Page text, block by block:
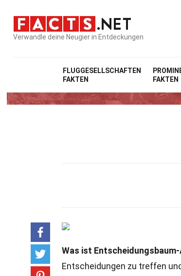
Verwandle deine Neugier in Entdeckungen
FLUGGESELLSCHAFTEN
FAKTEN
FAKTEN
Was ist
Entscheidungen zu treffen